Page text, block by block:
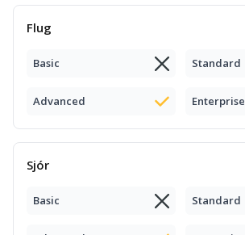
Flug
Basic Standard
Advanced Enterprise
Sjór
Basic Standard